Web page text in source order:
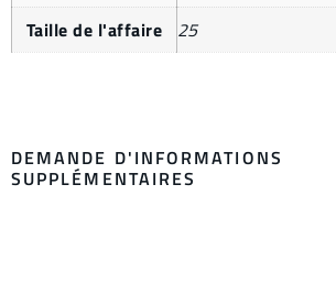
Taille de l'affaire
25
DEMANDE D'INFORMATIONS
SUPPLÉMENTAIRES